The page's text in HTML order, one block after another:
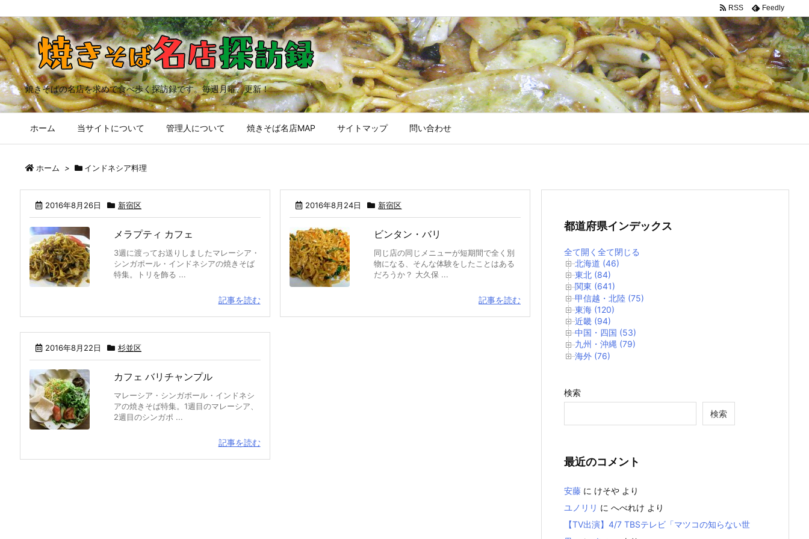
焼きそばの名店を求めて食べ歩く探訪録です。毎週月曜、更新！
ホーム 当サイトについて 管理人について 焼きそば名店MAP サイトマップ 問い合わせ
RSS Feedly
ホーム > インドネシア料理
2016年8月26日 新宿区
メラプティ カフェ
3週に渡ってお送りしましたマレーシア・
シンガポール・インドネシアの焼きそば
特集。トリを飾る ...
記事を読む
2016年8月24日 新宿区
ビンタン・バリ
同じ店の同じメニューが短期間で全く別
物になる、そんな体験をしたことはある
だろうか？ 大久保 ...
記事を読む
2016年8月22日 杉並区
カフェ バリチャンプル
マレーシア・シンガポール・インドネシ
アの焼きそば特集。1週目のマレーシア、
2週目のシンガポ ...
記事を読む
都道府県インデックス
全て開く 全て閉じる
北海道 (46)
東北 (84)
関東 (641)
甲信越・北陸 (75)
東海 (120)
近畿 (94)
中国・四国 (53)
九州・沖縄 (79)
海外 (76)
検索
検索
最近のコメント
安藤 に けそや より
ユノリリ に へべれけ より
【TV出演】4/7 TBSテレビ「マツコの知らない世